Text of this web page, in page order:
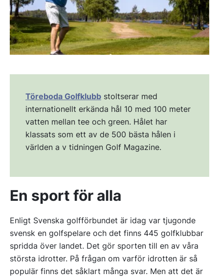
Töreboda Golfklubb stoltserar med
internationellt erkända hål 10 med 100 meter
vatten mellan tee och green. Hålet har
klassats som ett av de 500 bästa hålen i
världen a v tidningen Golf Magazine.
En sport för alla
Enligt Svenska golfförbundet är idag var tjugonde
svensk en golfspelare och det finns 445 golfklubbar
spridda över landet. Det gör sporten till en av våra
största idrotter. På frågan om varför idrotten är så
populär finns det såklart många svar. Men att det är